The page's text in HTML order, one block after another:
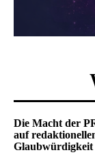
Die Macht der
auf
Glaubwürdigkeit